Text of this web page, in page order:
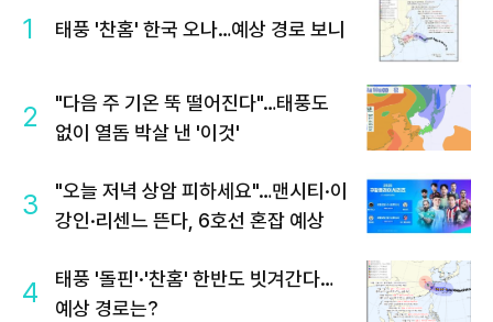
1 태풍 '찬홈' 한국 오나…예상 경로 보니
2
"다음 주 기온 뚝 떨어진다"…태풍도
없이 열돔 박살 낸 '이것'
3
"오늘 저녁 상암 피하세요"…맨시티·이
강인·리센느 뜬다, 6호선 혼잡 예상
4
태풍 '돌핀'·'찬홈' 한반도 빗겨간다…
예상 경로는?